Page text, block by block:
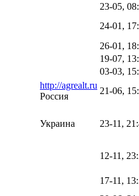
23-05,
24-01,
26-01,
19-07,
03-03,
http://agrealt.ru
Россия
21-06,
Украина 23-11,
12-11,
17-11,